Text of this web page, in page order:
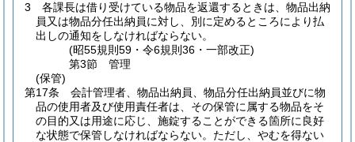
3
各課長は借り受けている物品を返還するときは、物品出納
員又は物品分任出納員に対し、別に定めるところにより払
出しの通知をしなければならない。
(昭55規則59・令6規則36・一部改正)
第3節
管理
(保管)
第17条
会計管理者、物品出納員、物品分任出納員並びに物
品の使用者及び使用責任者は、その保管に属する物品をそ
の目的又は用途に応じ、施錠することができる箇所に良好
な状態で保管しなければならない。 ただし、やむを得ない